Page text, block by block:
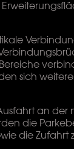
sich
an der
die
die